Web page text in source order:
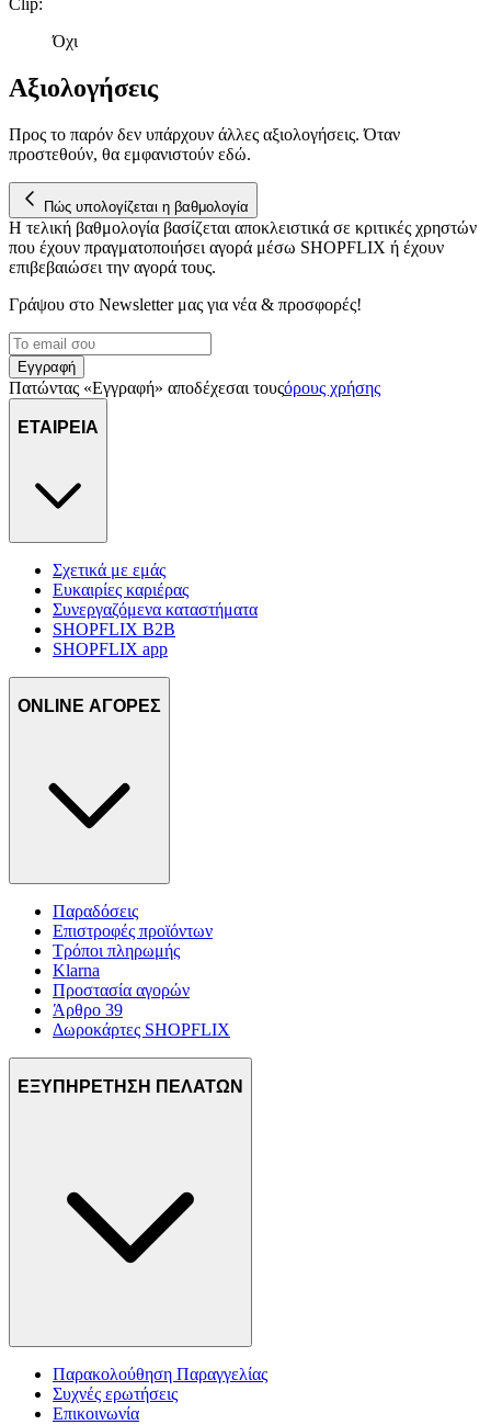
Όχι
Αξιολογήσεις
Προς το παρόν δεν υπάρχουν άλλες αξιολογήσεις. Όταν
προστεθούν, θα εμφανιστούν εδώ.
Πώς υπολογίζεται η βαθμολογία
Η τελική βαθμολογία βασίζεται αποκλειστικά σε κριτικές χρηστών
που έχουν πραγματοποιήσει αγορά μέσω SHOPFLIX ή έχουν
επιβεβαιώσει την αγορά τους.
Γράψου στο Νewsletter μας για νέα & προσφορές!
Εγγραφή
Πατώντας «Εγγραφή» αποδέχεσαι τουςόρους χρήσης
ΕΤΑΙΡΕΙΑ
Σχετικά με εμάς
Ευκαιρίες καριέρας
Συνεργαζόμενα καταστήματα
SHOPFLIX B2B
SHOPFLIX app
ONLINE ΑΓΟΡΕΣ
Παραδόσεις
Επιστροφές προϊόντων
Τρόποι πληρωμής
Klarna
Προστασία αγορών
Άρθρο 39
Δωροκάρτες SHOPFLIX
ΕΞΥΠΗΡΕΤΗΣΗ ΠΕΛΑΤΩΝ
Παρακολούθηση Παραγγελίας
Συχνές ερωτήσεις
Επικοινωνία